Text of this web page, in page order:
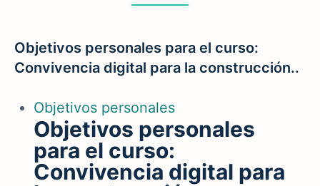
Objetivos personales para el curso:
Convivencia digital para la construcción..
Objetivos personales
Objetivos personales
para el curso:
Convivencia digital para